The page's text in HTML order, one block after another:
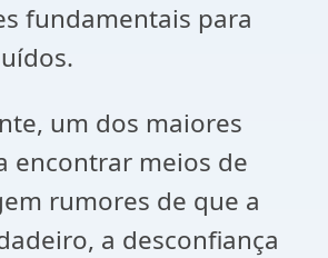
fundamentais para
um dos maiores
encontrar meios de
rumores de que a
a desconfiança